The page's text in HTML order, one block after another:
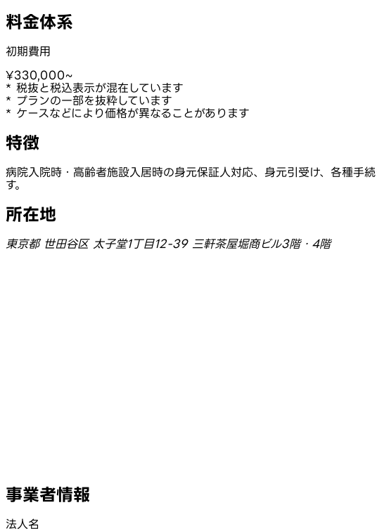
料金体系
初期費用
¥330,000~
* 税抜と税込表示が混在しています
* プランの一部を抜粋しています
* ケースなどにより価格が異なることがあります
特徴
病院入院時・高齢者施設入居時の身元保証人対応、身元引受け、各種手
す。
所在地
東京都 世田谷区 太子堂1丁目12-39 三軒茶屋堀商ビル3階・4階
事業者情報
法人名